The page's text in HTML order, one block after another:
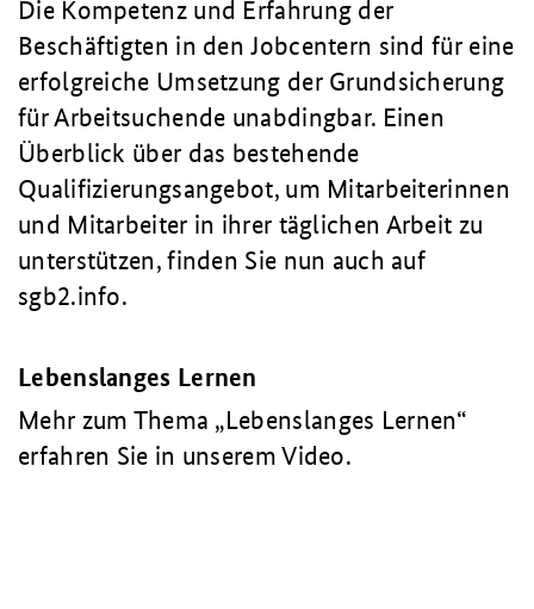
Die Kompetenz und Erfahrung der
Beschäftigten in den Jobcentern sind für eine
erfolgreiche Umsetzung der Grundsicherung
für Arbeitsuchende unabdingbar. Einen
Überblick über das bestehende
Qualifizierungsangebot, um Mitarbeiterinnen
und Mitarbeiter in ihrer täglichen Arbeit zu
unterstützen, finden Sie nun auch auf
sgb2.info.
Lebenslanges Lernen
Mehr zum Thema „Lebenslanges Lernen“
erfahren Sie in unserem Video.